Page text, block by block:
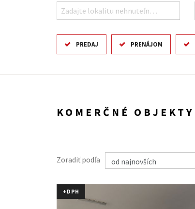
Zadajte lokalitu nehnuteľnosti ..
PREDAJ PRENÁJOM
KOMERČNÉ OBJEKTY
Zoradiť podľa
+DPH